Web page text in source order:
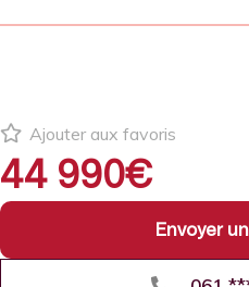
Ajouter aux favoris
44 990€
Envoyer